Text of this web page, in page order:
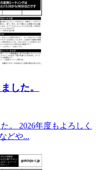
した。
。 2026年度もよろしく
どや...